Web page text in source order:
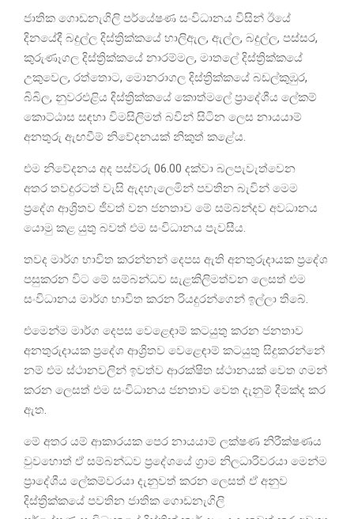
ජාතික ගොඩනැගිලි පර්යේෂණ සංවිධානය විසින් ඊයේ
දිනයේදී බදුල්ල දිස්ත්‍රික්කයේ හාලිඇල, ඇල්ල, බදුල්ල, පස්සර,
කුරුණෑගල දිස්ත්‍රික්කයේ නාරම්මල, මාතලේ දිස්ත්‍රික්කයේ
උකුවෙල, රත්තොට, මොනරාගල දිස්ත්‍රික්කයේ බඩල්කුඹුර,
බිබිල, නුවරඑළිය දිස්ත්‍රික්කයේ කොත්මලේ ප්‍රාදේශීය ලේකම්
කොට්ඨාස සඳහා විමසිලිමත් බවින් සිටින ලෙස නායයාම්
අනතුරු ඇඟවීම් නිවේදනයක් නිකුත් කළේය.
එම නිවේදනය අද පස්වරු 06.00 දක්වා බලපැවැත්වෙන
අතර තවදුරටත් වැසි ඇදහැලෙමින් පවතින බැවින් මෙම
ප්‍රදේශ ආශ්‍රිතව ජීවත් වන ජනතාව මේ සම්බන්දව අවධානය
යොමු කළ යුතු බවත් එම සංවිධානය පැවසීය.
තවද මාර්ග භාවිත කරන්නන් දෙපස ඇති අනතුරුදායක ප්‍රදේශ
පසුකරන විට මේ සම්බන්ධව සැළකිලිමත්වන ලෙසත් එම
සංවිධානය මාර්ග භාවිත කරන රියදුරන්ගෙන් ඉල්ලා තිබේ.
එමෙන්ම මාර්ග දෙපස වෙළෙඳාම් කටයුතු කරන ජනතාව
අනතුරුදායක ප්‍රදේශ ආශ්‍රිතව වෙළෙඳාම් කටයුතු සිදුකරන්නේ
නම් එම ස්ථානවලින් ඉවත්ව ආරක්ෂිත ස්ථානයක් වෙත ගමන්
කරන ලෙසත් එම සංවිධානය ජනතාව වෙත දැනුම් දීමක්ද කර
ඇත.
මේ අතර යම් ආකාරයක පෙර නායයාම් ලක්ෂණ නිරීක්ෂණය
වුවහොත් ඒ සම්බන්ධව ප්‍රදේශයේ ග්‍රාම නිලධාරිවරයා මෙන්ම
ප්‍රාදේශීය ලේකම්වරයා දැනුවත් කරන ලෙසත් ඒ අනුව
දිස්ත්‍රික්කයේ පවතින ජාතික ගොඩනැගිලි